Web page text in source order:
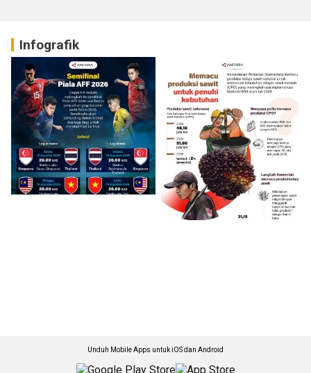
Infografik
Unduh Mobile Apps untuk iOS dan Android